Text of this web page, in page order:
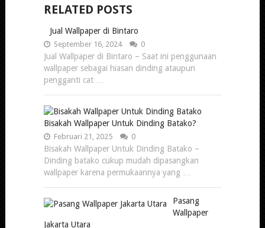
RELATED POSTS
Jual Wallpaper di Bintaro
September 16, 2024 0
Jual Wallpaper di Bintaro – Saat ini penggunaan
wallpaper sebagai hiasan dinding ataupun
pengganti cat …
Bisakah Wallpaper Untuk Dinding Batako?
Februari 21, 2025 0
Bisakah Wallpaper Untuk Dinding Batako –
Dinding batako cukup mudah dipasangkan
wallpaper karena permukaannya yang …
Pasang
Wallpaper
Jakarta Utara